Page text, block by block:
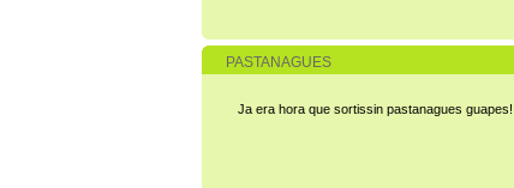
PASTANAGUES
Ja era hora que sortissin pastanagues guapes!